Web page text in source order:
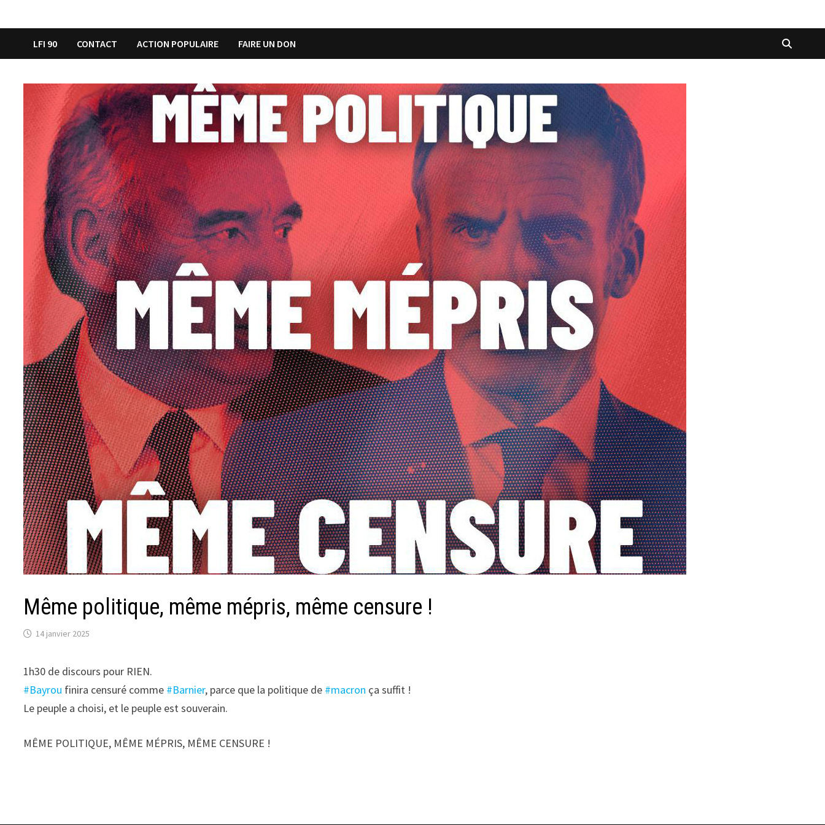
LFI 90 CONTACT ACTION POPULAIRE FAIRE UN DON
Même politique, même mépris, même censure !
14 janvier 2025
1h30 de discours pour RIEN.
#Bayrou finira censuré comme #Barnier, parce que la politique de #macron ça suffit !
Le peuple a choisi, et le peuple est souverain.
MÊME POLITIQUE, MÊME MÉPRIS, MÊME CENSURE !